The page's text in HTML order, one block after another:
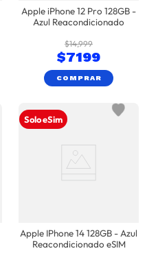
Apple iPhone 12 Pro 128GB -
Azul Reacondicionado
$14,999
$7199
COMPRAR
Solo eSim
Apple IPhone 14 128GB - Azul
Reacondicionado eSIM